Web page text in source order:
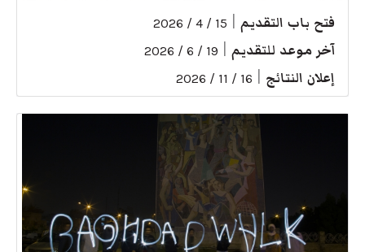
فتح باب التقديم 15 / 4 / 2026
آخر موعد للتقديم 19 / 6 / 2026
إعلان النتائج 16 / 11 / 2026